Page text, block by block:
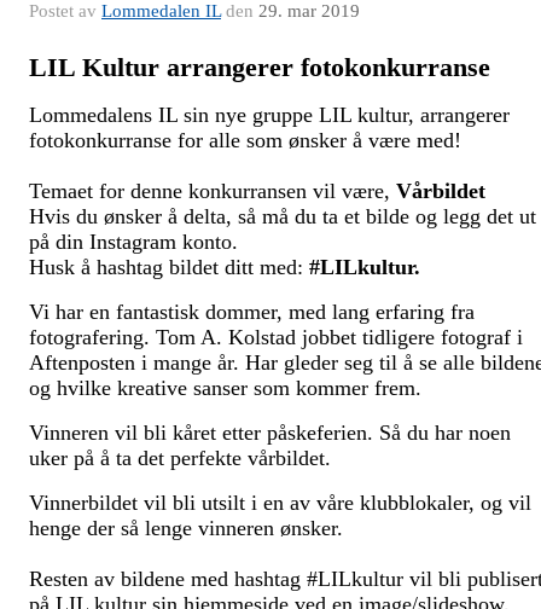
Postet av Lommedalen ILden 29. mar 2019
LIL Kultur arrangerer fotokonkurranse
Lommedalens IL sin nye gruppe LIL kultur, arrangerer
fotokonkurranse for alle som ønsker å være med!
Temaet for denne konkurransen vil være, Vårbildet
Hvis du ønsker å delta, så må du ta et bilde og legg det ut
på din Instagram konto.
Husk å hashtag bildet ditt med: #LILkultur.
Vi har en fantastisk dommer, med lang erfaring fra
fotografering. Tom A. Kolstad jobbet tidligere fotograf i
Aftenposten i mange år. Har gleder seg til å se alle
og hvilke kreative sanser som kommer frem.
Vinneren vil bli kåret etter påskeferien. Så du har noen
uker på å ta det perfekte vårbildet.
Vinnerbildet vil bli utsilt i en av våre klubblokaler, og vil
henge der så lenge vinneren ønsker.
Resten av bildene med hashtag #LILkultur vil bli
på LIL kultur sin hjemmeside ved en image/slideshow.